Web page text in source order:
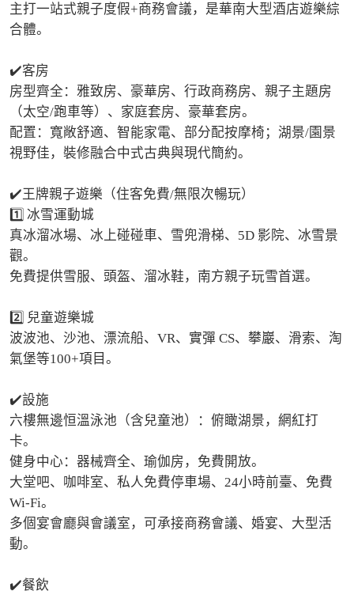
主打一站式親子度假+商務會議，是華南大型酒店遊樂綜
合體。
✔️客房
房型齊全：雅致房、豪華房、行政商務房、親子主題房
（太空/跑車等）、家庭套房、豪華套房。
配置：寬敞舒適、智能家電、部分配按摩椅；湖景/園景
視野佳，裝修融合中式古典與現代簡約。
✔️王牌親子遊樂（住客免費/無限次暢玩）
1️⃣ 冰雪運動城
真冰溜冰場、冰上碰碰車、雪兜滑梯、5D 影院、冰雪景
觀。
免費提供雪服、頭盔、溜冰鞋，南方親子玩雪首選。
2️⃣ 兒童遊樂城
波波池、沙池、漂流船、VR、實彈 CS、攀巖、滑索、淘
氣堡等100+項目。
✔️設施
六樓無邊恒溫泳池（含兒童池）：俯瞰湖景，網紅打
卡。
健身中心：器械齊全、瑜伽房，免費開放。
大堂吧、咖啡室、私人免費停車場、24小時前臺、免費
Wi‑Fi。
多個宴會廳與會議室，可承接商務會議、婚宴、大型活
動。
✔️餐飲